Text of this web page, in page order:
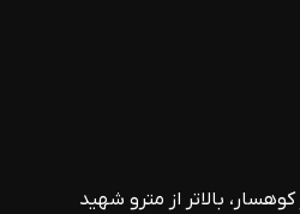
کوهسار، بالاتر از مترو شهید